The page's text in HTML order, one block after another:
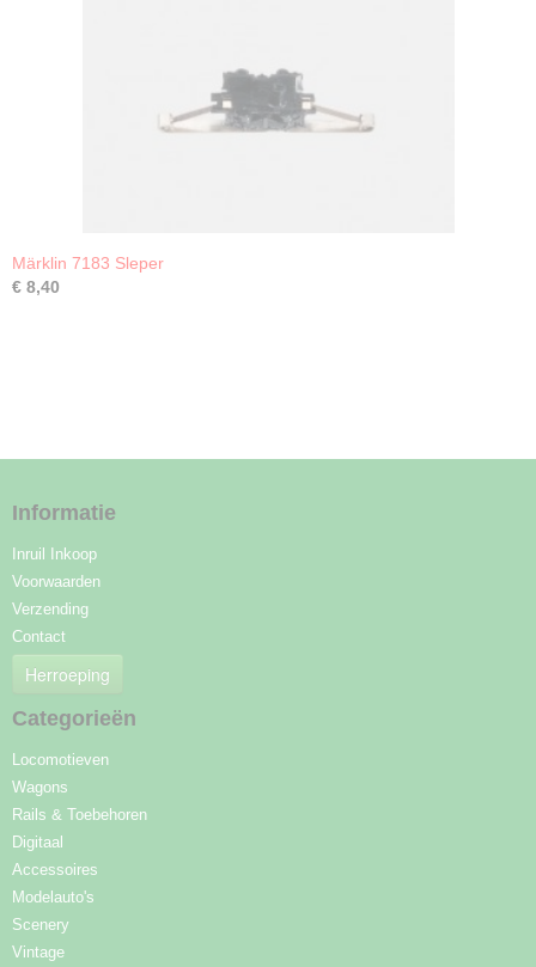
Märklin 7183 Sleper
€ 8,40
Informatie
Inruil Inkoop
Voorwaarden
Verzending
Contact
Herroeping
Categorieën
Locomotieven
Wagons
Rails & Toebehoren
Digitaal
Accessoires
Modelauto's
Scenery
Vintage